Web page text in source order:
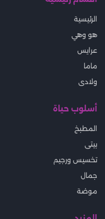
الرئيسية
هو وهي
عرايس
ماما
ولادى
أسلوب حياة
المطبخ
بيتى
تخسيس ورجيم
جمال
موضة